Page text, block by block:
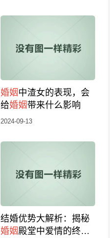
婚姻中渣女的表现，会
给婚姻带来什么影响
2024-09-13
结婚优势大解析：揭秘
婚姻殿堂中爱情的终身